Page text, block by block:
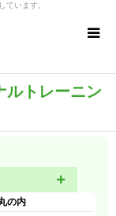
ています。
ルトレーニン
の内